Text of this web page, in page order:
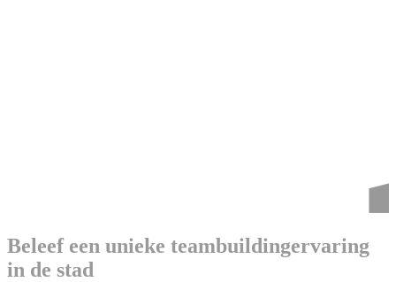
Beleef een unieke teambuildingervaring
in de stad